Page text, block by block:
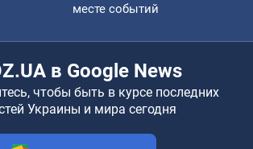
месте событий
в Google News
чтобы быть в курсе последних
Украины и мира сегодня